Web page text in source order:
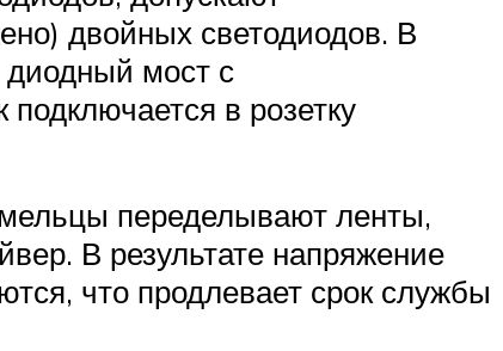
двойных светодиодов. В
диодный мост с
в розетку
переделывают ленты,
В результате напряжение
что продлевает срок службы